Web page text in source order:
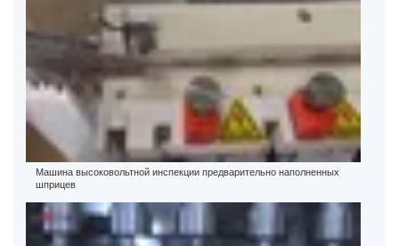
Машина высоковольтной инспекции предварительно наполненных
шприцев